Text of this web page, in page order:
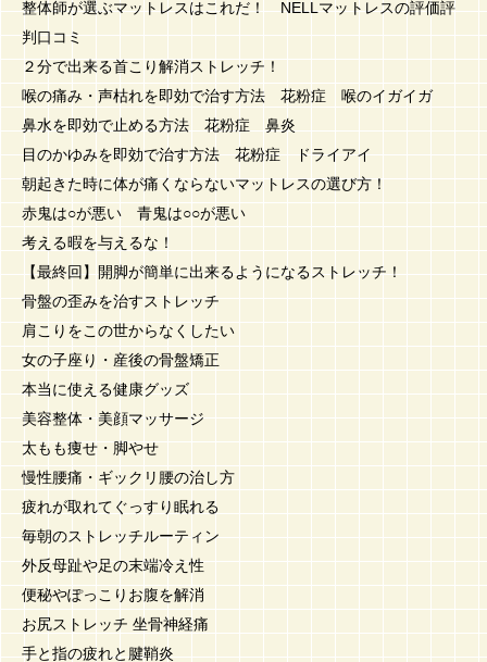
整体師が選ぶマットレスはこれだ！ NELLマットレスの評価評
判口コミ
２分で出来る首こり解消ストレッチ！
喉の痛み・声枯れを即効で治す方法 花粉症 喉のイガイガ
鼻水を即効で止める方法 花粉症 鼻炎
目のかゆみを即効で治す方法 花粉症 ドライアイ
朝起きた時に体が痛くならないマットレスの選び方！
赤鬼は○が悪い 青鬼は○○が悪い
考える暇を与えるな！
【最終回】開脚が簡単に出来るようになるストレッチ！
骨盤の歪みを治すストレッチ
肩こりをこの世からなくしたい
女の子座り・産後の骨盤矯正
本当に使える健康グッズ
美容整体・美顔マッサージ
太もも痩せ・脚やせ
慢性腰痛・ギックリ腰の治し方
疲れが取れてぐっすり眠れる
毎朝のストレッチルーティン
外反母趾や足の末端冷え性
便秘やぽっこりお腹を解消
お尻ストレッチ 坐骨神経痛
手と指の疲れと腱鞘炎